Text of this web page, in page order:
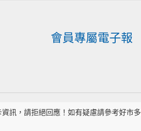
會員專屬電子報
訊，請拒絕回應！如有疑慮請參考好市多